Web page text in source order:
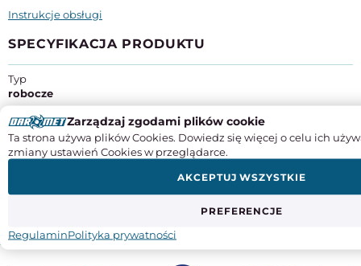
Instrukcje obsługi
SPECYFIKACJA PRODUKTU
Typ
robocze
Rozmiar
9
Materiał
Zarządzaj zgodami plików cookie
Ta strona używa plików Cookies. Dowiedz się więcej o celu ich
zmiany ustawień Cookies w przeglądarce.
PREFERENCJE
AKCEPTUJ WSZYSTKIE
RegulaminPolityka prywatności